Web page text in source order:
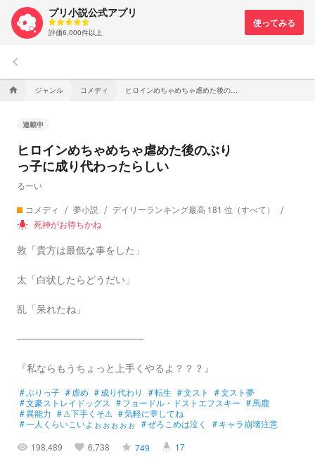
プリ小説公式アプリ
評価6,000件以上
keyboard_arrow_left
home ジャンル コメディ
連載中
ヒロインめちゃめちゃ虐めた後のぶり
っ子に成り代わったらしい
るーい
コメディ
夢小説 デイリーランキング最高 181 位（すべて）
wb_incandescent 死神がお待ちかね
敦「貴方は最低な事をした」
太「白状したらどうだい」
乱「呆れたね」
──────────────────
『私ならもうちょっと上手くやるよ？？？』
#ぶりっ子 # 虐め #成り代わり #転生 #文スト #文スト夢
#文豪ストレイドッグス #フョードル・ドストエフスキー #馬鹿
#異能力 #⚠下手くそ⚠ #気軽に💬してね
#一人くらいこいよぉぉぉぉぉ #ぜろこめは泣く #キャラ崩壊注意
visibility 198,489 favorite 6,738 grade 749 highlight 17